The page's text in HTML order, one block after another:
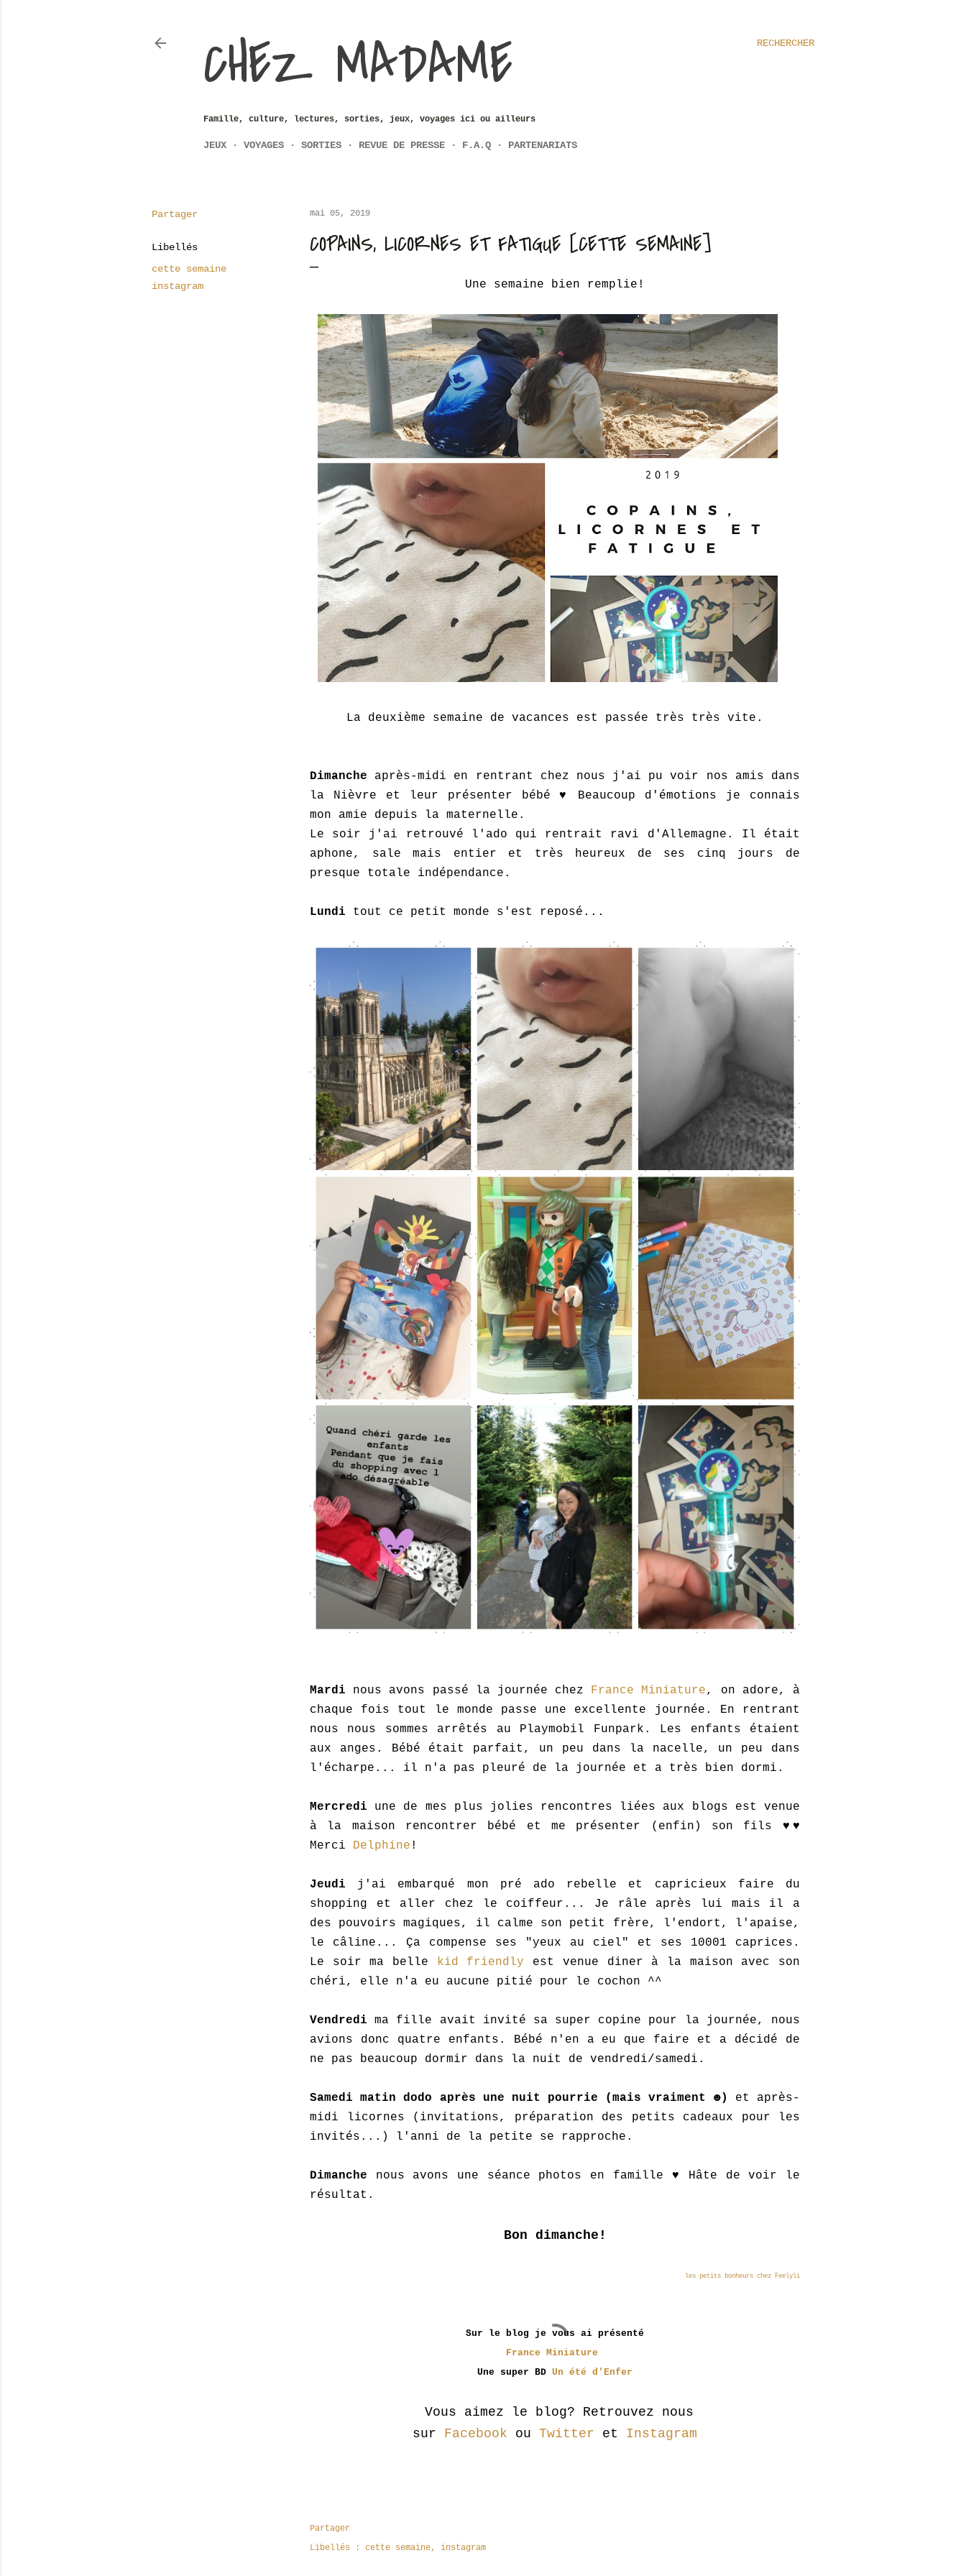
RECHERCHER
CHEZ MADAME
Famille, culture, lectures, sorties, jeux, voyages ici ou ailleurs
JEUX VOYAGES SORTIES REVUE DE PRESSE F.A.Q PARTENARIATS
Partager
Libellés
cette semaine
instagram
mai 05, 2019
COPAINS, LICORNES ET FATIGUE [CETTE SEMAINE]
Une semaine bien remplie!
La deuxième semaine de vacances est passée très très vite.
Dimanche après-midi en rentrant chez nous j'ai pu voir nos amis dans
la Nièvre et leur présenter bébé ♥ Beaucoup d'émotions je connais
mon amie depuis la maternelle.
Le soir j'ai retrouvé l'ado qui rentrait ravi d'Allemagne. Il était
aphone, sale mais entier et très heureux de ses cinq jours de
presque totale indépendance.
Lundi tout ce petit monde s'est reposé...
Mardi nous avons passé la journée chez France Miniature, on adore, à
chaque fois tout le monde passe une excellente journée. En rentrant
nous nous sommes arrêtés au Playmobil Funpark. Les enfants étaient
aux anges. Bébé était parfait, un peu dans la nacelle, un peu dans
l'écharpe... il n'a pas pleuré de la journée et a très bien dormi.
Mercredi une de mes plus jolies rencontres liées aux blogs est venue
à la maison rencontrer bébé et me présenter (enfin) son fils ♥♥
Merci
Delphine !
Jeudi j'ai embarqué mon pré ado rebelle et capricieux faire du
shopping et aller chez le coiffeur... Je râle après lui mais il a
des pouvoirs magiques, il calme son petit frère, l'endort, l'apaise,
le câline... Ça compense ses "yeux au ciel" et ses 10001 caprices.
Le soir ma belle
kid friendly est venue diner à la maison avec son
chéri, elle n'a eu aucune pitié pour le cochon ^^
Vendredi ma fille avait invité sa super copine pour la journée, nous
avions donc quatre enfants. Bébé n'en a eu que faire et a décidé de
ne pas beaucoup dormir dans la nuit de vendredi/samedi.
Samedi matin dodo après une nuit pourrie (mais vraiment ☻) et après-
midi licornes (invitations, préparation des petits cadeaux pour les
invités...) l'anni de la petite se rapproche.
Dimanche nous avons une séance photos en famille ♥ Hâte de voir le
résultat.
Bon dimanche!
les petits bonheurs chez Feelyli
Sur le blog je vous ai présenté
France Miniature
Une super BD Un été d'Enfer
Vous aimez le blog? Retrouvez nous
sur Facebook ou Twitter et Instagram
Partager
Libellés :
cette semaine instagram